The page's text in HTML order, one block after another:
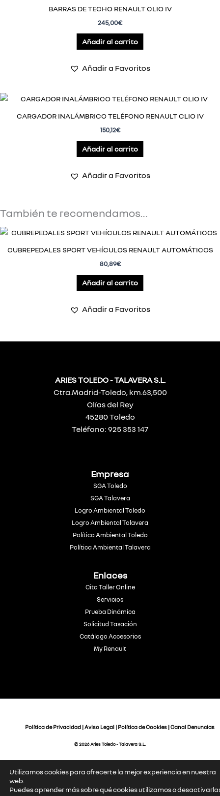
BARRAS DE TECHO RENAULT CLIO IV
245,00€
Añadir al carrito
Añadir a Favoritos
CARGADOR INALÁMBRICO TELÉFONO RENAULT CLIO IV
150,12€
Añadir al carrito
Añadir a Favoritos
También te recomendamos…
CUBREPEDALES SPORT VEHÍCULOS RENAULT AUTOMÁTICOS
80,89€
Añadir al carrito
Añadir a Favoritos
ARIES TOLEDO - TALAVERA S.L.
Ctra.Madrid-Toledo, km.63,500
Olías del Rey
45280 Toledo
Teléfono: 925 353 147
Empresa
SGA Toledo
SGA Talavera
Logro Ambiental Toledo
Logro Ambiental Talavera
Política Ambiental Toledo
Política Ambiental Talavera
Enlaces
Cita Taller Online
Servicios
Prueba Dinámica
Solicitud Tasación
Catálogo Accesorios
My Renault
Política de Privacidad |Aviso Legal | Política de Cookies |Canal Denuncias
© 2026 Aries Toledo - Talavera S.L.
Utilizamos cookies para ofrecerte la mejor experiencia en nuestra
web.
Puedes aprender más sobre qué cookies utilizamos o